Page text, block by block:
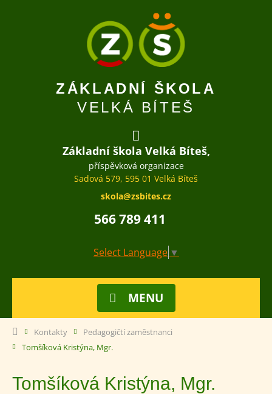
ZÁKLADNÍ ŠKOLA
VELKÁ BÍTEŠ
Základní škola Velká Bíteš,
příspěvková organizace
Sadová 579, 595 01 Velká Bíteš
skola@zsbites.cz
566 789 411
Select Language ▼
MENU
Kontakty
Pedagogičtí zaměstnanci
Tomšíková Kristýna, Mgr.
Tomšíková Kristýna, Mgr.